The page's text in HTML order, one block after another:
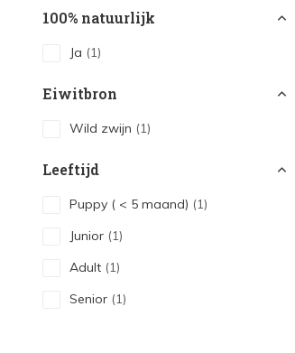
100% natuurlijk
Ja (1)
Eiwitbron
Wild zwijn (1)
Leeftijd
Puppy ( < 5 maand) (1)
Junior (1)
Adult (1)
Senior (1)